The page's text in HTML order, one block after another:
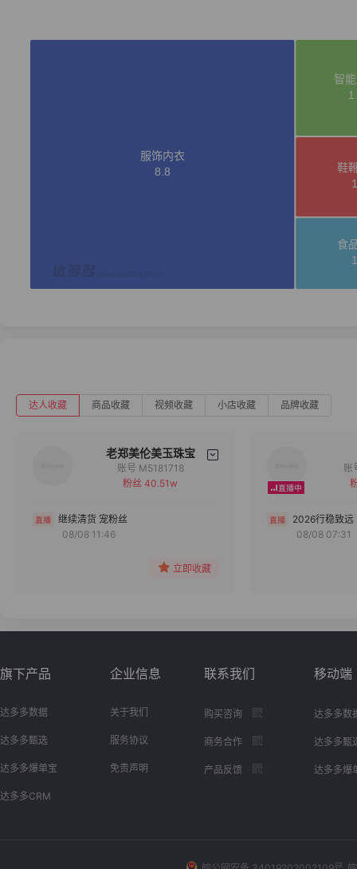
达人收藏 商品收藏 视频收藏 小店收藏 品牌收藏
老郑美伦美玉珠宝
备注
账号 M5181718
粉丝 40.51w
继续清货 宠粉丝
08/08 11:46
立即收藏
2026行稳致远
08/08 07:31
旗下产品
达多多数据
达多多甄选
达多多爆单宝
达多多CRM
企业信息
关于我们
服务协议
免责声明
联系我们
购买咨询
商务合作
产品反馈
移动端
达多多数
达多多甄
达多多爆